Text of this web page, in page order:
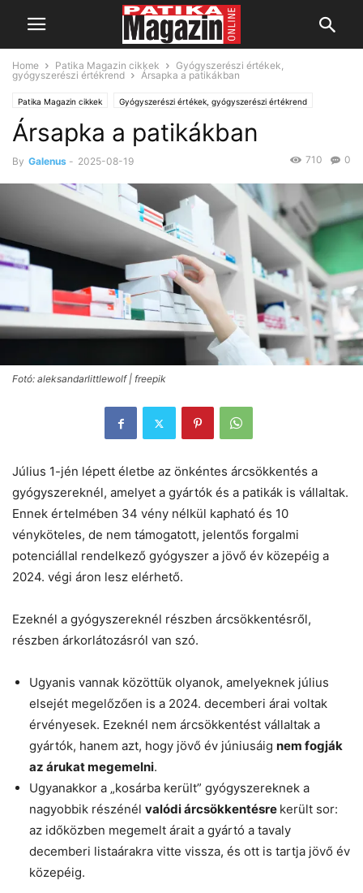
Home Patika Magazin cikkek
Gyógyszerészi értékek,
gyógyszerészi értékrend
Ársapka a patikákban
Patika Magazin cikkek Gyógyszerészi értékek, gyógyszerészi értékrend
PatiCafé
Ársapka a patikákban
By Galenus - 2025-08-19 0
710
Fotó: aleksandarlittlewolf | freepik
Július 1-jén lépett életbe az önkéntes árcsökkentés a
gyógyszereknél, amelyet a gyártók és a patikák is vállaltak.
Ennek értelmében 34 vény nélkül kapható és 10
vényköteles, de nem támogatott, jelentős forgalmi
potenciállal rendelkező gyógyszer a jövő év közepéig a
2024. végi áron lesz elérhető.
Ezeknél a gyógyszereknél részben árcsökkentésről,
részben árkorlátozásról van szó.
Ugyanis vannak közöttük olyanok, amelyeknek július
elsejét megelőzően is a 2024. decemberi árai voltak
érvényesek. Ezeknél nem árcsökkentést vállaltak a
gyártók, hanem azt, hogy jövő év júniusáig nem fogják
az árukat megemelni.
Ugyanakkor a „kosárba került” gyógyszereknek a
nagyobbik részénél valódi árcsökkentésre került sor:
az időközben megemelt árait a gyártó a tavaly
decemberi listaárakra vitte vissza, és ott is tartja jövő év
közepéig.